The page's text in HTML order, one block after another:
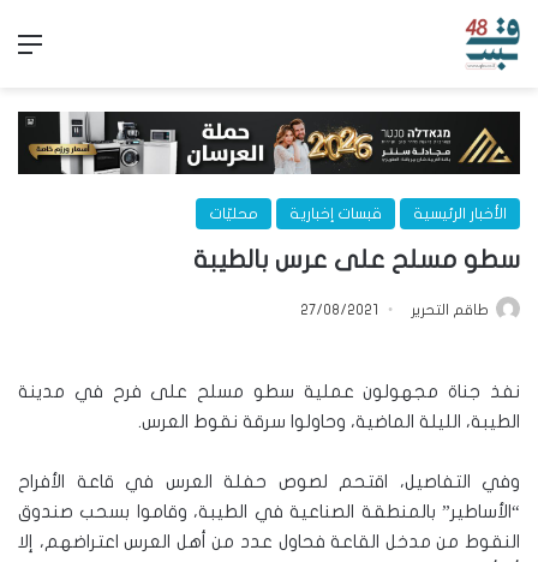
الأخبار الرئيسية قبسات إخبارية محليّات
سطو مسلح على عرس بالطيبة
طاقم التحرير 27/08/2021
نفذ جناة مجهولون عملية سطو مسلح على فرح في مدينة
الطيبة، الليلة الماضية، وحاولوا سرقة نقوط العرس.
وفي التفاصيل، اقتحم لصوص حفلة العرس في قاعة الأفراح
“الأساطير” بالمنطقة الصناعية في الطيبة، وقاموا بسحب صندوق
النقوط من مدخل القاعة فحاول عدد من أهل العرس اعتراضهم، إلا